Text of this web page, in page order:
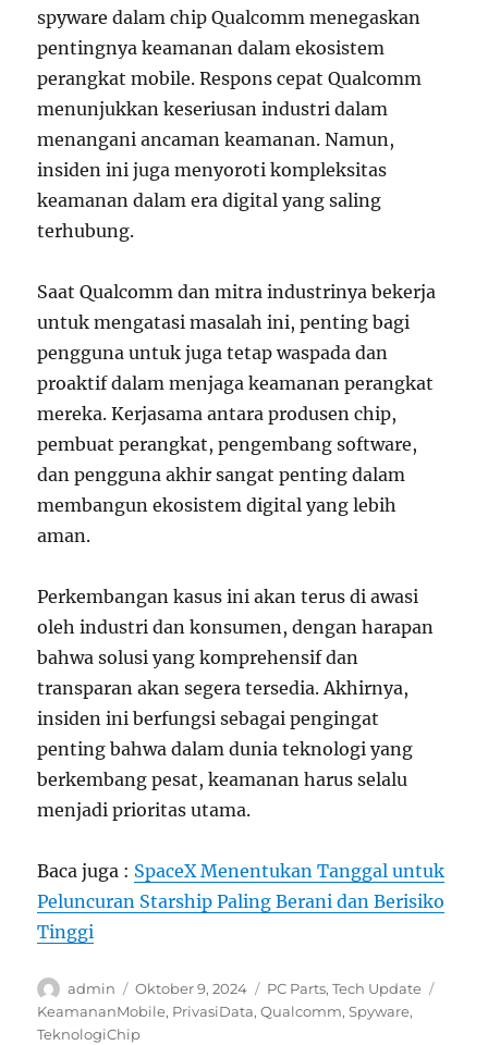
spyware dalam chip Qualcomm menegaskan
pentingnya keamanan dalam ekosistem
perangkat mobile. Respons cepat Qualcomm
menunjukkan keseriusan industri dalam
menangani ancaman keamanan. Namun,
insiden ini juga menyoroti kompleksitas
keamanan dalam era digital yang saling
terhubung.
Saat Qualcomm dan mitra industrinya bekerja
untuk mengatasi masalah ini, penting bagi
pengguna untuk juga tetap waspada dan
proaktif dalam menjaga keamanan perangkat
mereka. Kerjasama antara produsen chip,
pembuat perangkat, pengembang software,
dan pengguna akhir sangat penting dalam
membangun ekosistem digital yang lebih
aman.
Perkembangan kasus ini akan terus di awasi
oleh industri dan konsumen, dengan harapan
bahwa solusi yang komprehensif dan
transparan akan segera tersedia. Akhirnya,
insiden ini berfungsi sebagai pengingat
penting bahwa dalam dunia teknologi yang
berkembang pesat, keamanan harus selalu
menjadi prioritas utama.
Baca juga : SpaceX Menentukan Tanggal untuk
Peluncuran Starship Paling Berani dan Berisiko
Tinggi
Author
admin
Posted
on
Oktober 9, 2024 Categories
PC Parts,Tech Update
KeamananMobile, PrivasiData,Qualcomm,Spyware,
TeknologiChip